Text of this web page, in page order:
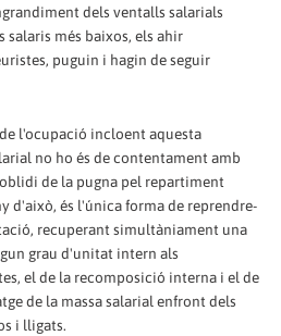
dels ventalls salarials
més baixos, els ahir
puguin i hagin de seguir
l'ocupació incloent aquesta
no ho és de contentament amb
de la pugna pel repartiment
d'això, és l'única forma de reprendre-
recuperant simultàniament una
grau d'unitat intern als
el de la recomposició interna i el de
de la massa salarial enfront dels
i lligats.